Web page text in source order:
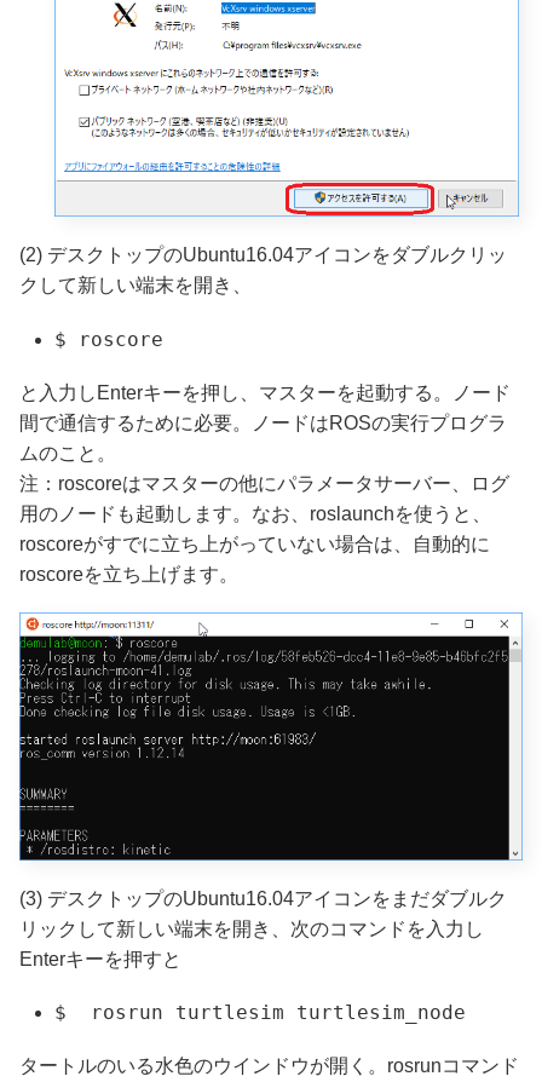
(2) デスクトップのUbuntu16.04アイコンをダブルクリッ
クして新しい端末を開き、
$ roscore
と入力しEnterキーを押し、マスターを起動する。ノード
間で通信するために必要。ノードはROSの実行プログラ
ムのこと。
注：roscoreはマスターの他にパラメータサーバー、ログ
用のノードも起動します。なお、roslaunchを使うと、
roscoreがすでに立ち上がっていない場合は、自動的に
roscoreを立ち上げます。
(3) デスクトップのUbuntu16.04アイコンをまだダブルク
リックして新しい端末を開き、次のコマンドを入力し
Enterキーを押すと
$ rosrun turtlesim turtlesim_node
タートルのいる水色のウインドウが開く。rosrunコマンド